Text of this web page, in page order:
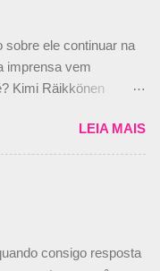
escuderia. O
de Bruno Senna em
uma oferta
“Mas depois de ter
dizendo ainda que
do tricampeão
bom piloto, rápido e
ainda que a suposta
“O suposto 15%
do que aquilo que
sobre ele continuar na
imprensa vem
Kimi Räikkönen
so that’s
true." #Kimi7 #EifelGP
— Kimi
há tantos anos na
LEIA MAIS
consigo resposta